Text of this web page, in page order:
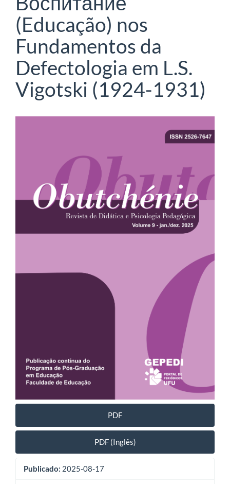
(Educação) nos
Fundamentos da
Defectologia em L.S.
Vigotski (1924-1931)
artigos
PDF
PDF (Inglês)
Publicado: 2025-08-17